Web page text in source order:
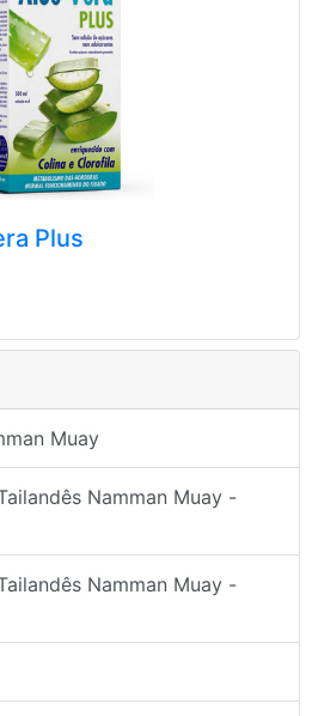
Plus
Muay
Namman Muay -
Namman Muay -